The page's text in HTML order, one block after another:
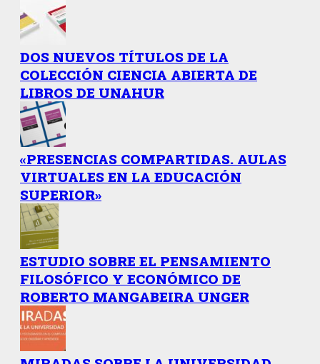
DOS NUEVOS TÍTULOS DE LA
COLECCIÓN CIENCIA ABIERTA DE
LIBROS DE UNAHUR
«PRESENCIAS COMPARTIDAS. AULAS
VIRTUALES EN LA EDUCACIÓN
SUPERIOR»
ESTUDIO SOBRE EL PENSAMIENTO
FILOSÓFICO Y ECONÓMICO DE
ROBERTO MANGABEIRA UNGER